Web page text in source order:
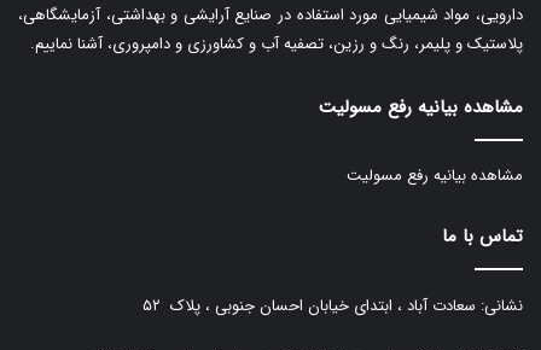
دارویی، مواد شیمیایی مورد استفاده در صنایع آرایشی و بهداشتی، آزمایشگاهی،
پلاستیک و پلیمر، رنگ و رزین، تصفیه آب و کشاورزی و دامپروری، آشنا نماییم.
مشاهده بیانیه رفع مسولیت
مشاهده بیانیه رفع مسولیت
تماس با ما
نشانی: سعادت آباد ، ابتدای خیابان احسان جنوبی ، پلاک ۵۲